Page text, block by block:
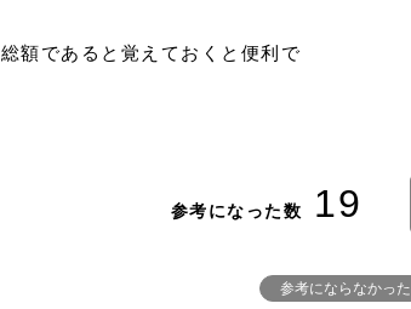
額であると覚えておくと便利で
参考になった数 19
参考にならなかった